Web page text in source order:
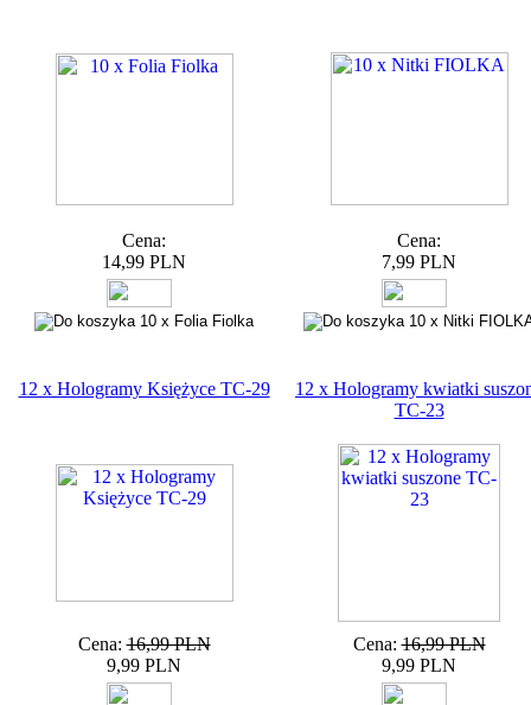
Cena:
14,99 PLN
Cena:
7,99 PLN
12 x Hologramy Księżyce TC-29
Cena: 16,99 PLN
9,99 PLN
12 x Hologramy kwiatki
TC-23
Cena: 16,99 PLN
9,99 PLN